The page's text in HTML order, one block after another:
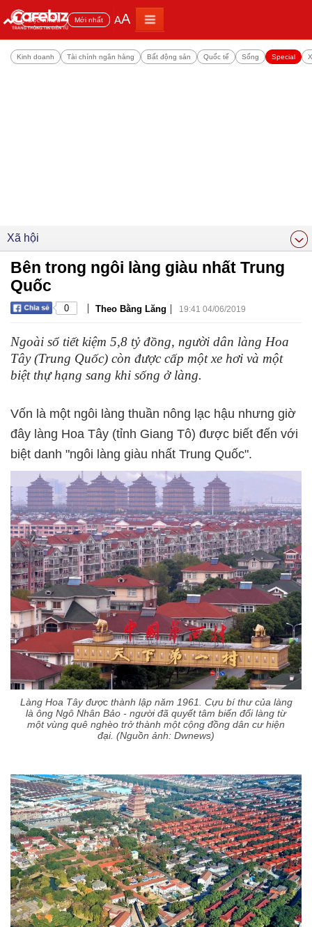
Đọc nhiều Mới nhất AA
Kinh doanh Tài chính ngân hàng Bất động sản Quốc tế Sống Special
Xã hội
Bên trong ngôi làng giàu nhất Trung
Quốc
0 | Theo Bằng Lăng | 19:41 04/06/2019
Ngoài sổ tiết kiệm 5,8 tỷ đồng, người dân làng Hoa
Tây (Trung Quốc) còn được cấp một xe hơi và một
biệt thự hạng sang khi sống ở làng.
Vốn là một ngôi làng thuần nông lạc hậu nhưng giờ
đây làng Hoa Tây (tỉnh Giang Tô) được biết đến với
biệt danh "ngôi làng giàu nhất Trung Quốc".
Làng Hoa Tây được thành lập năm 1961. Cựu bí thư của làng
là ông Ngô Nhân Bảo - người đã quyết tâm biến đổi làng từ
một vùng quê nghèo trở thành một cộng đồng dân cư hiện
đại. (Nguồn ảnh: Dwnews)